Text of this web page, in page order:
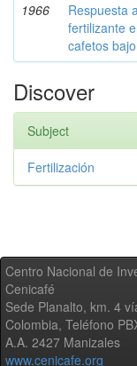
1966
Respuesta
fertilizante
cafetos
Discover
Subject
Fertilización
Centro Nacional de
Cenicafé
Sede Planalto, km. 4
Colombia, Teléfono
A.A. 2427 Manizales
www.cenicafe.org